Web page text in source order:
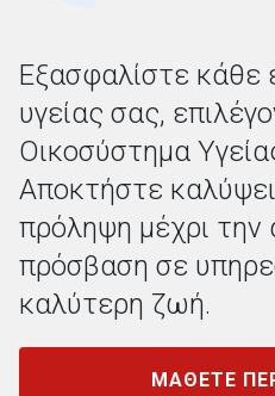
Εξασφαλίστε κάθε
υγείας σας,
Οικοσύστημα
Αποκτήστε
πρόληψη μέχρι
πρόσβαση σε
καλύτερη ζωή.
ΜΑΘΕΤΕ